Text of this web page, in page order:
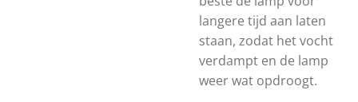
langere tijd aan laten
staan, zodat het vocht
verdampt en de lamp
weer wat opdroogt.